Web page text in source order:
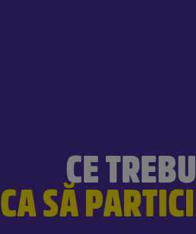
CE
CA SĂ